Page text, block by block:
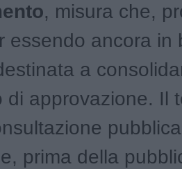
, misura che,
essendo ancora in
a
di approvazione. Il
prima della